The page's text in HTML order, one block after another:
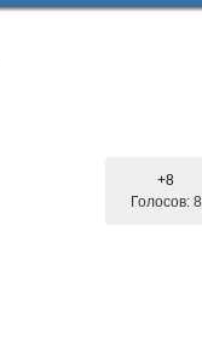
+8
Голосов: 8